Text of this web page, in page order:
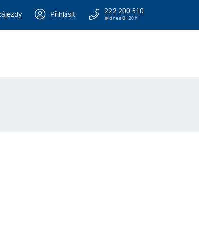
Přihlásit 222 200 610
dnes 8–20 h